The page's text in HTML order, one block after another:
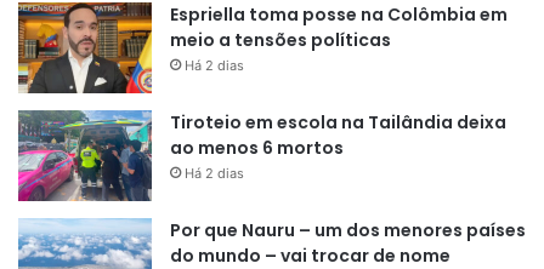
Espriella toma posse na Colômbia em
meio a tensões políticas
Há 2 dias
Tiroteio em escola na Tailândia deixa
ao menos 6 mortos
Há 2 dias
Por que Nauru – um dos menores países
do mundo – vai trocar de nome